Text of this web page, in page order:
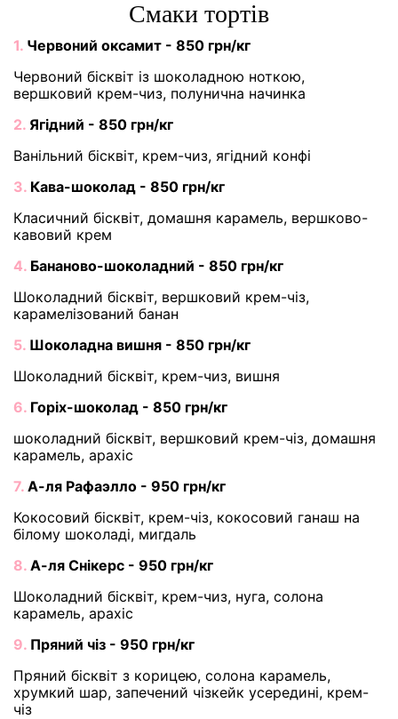
Cмаки тортів
1. Червоний оксамит - 850 грн/кг
Червоний бісквіт із шоколадною ноткою,
вершковий крем-чиз, полунична начинка
2. Ягідний - 850 грн/кг
Ванільний бісквіт, крем-чиз, ягідний конфі
3. Кава-шоколад - 850 грн/кг
Класичний бісквіт, домашня карамель, вершково-
кавовий крем
4. Бананово-шоколадний - 850 грн/кг
Шоколадний бісквіт, вершковий крем-чіз,
карамелізований банан
5. Шоколадна вишня - 850 грн/кг
Шоколадний бісквіт, крем-чиз, вишня
6. Горіх-шоколад - 850 грн/кг
шоколадний бісквіт, вершковий крем-чіз, домашня
карамель, арахіс
7. А-ля Рафаэлло - 950 грн/кг
Кокосовий бісквіт, крем-чіз, кокосовий ганаш на
білому шоколаді, мигдаль
8. А-ля Снікерс - 950 грн/кг
Шоколадний бісквіт, крем-чиз, нуга, солона
карамель, арахіс
9. Пряний чіз - 950 грн/кг
Пряний бісквіт з корицею, солона карамель,
хрумкий шар, запечений чізкейк усередині, крем-
чіз